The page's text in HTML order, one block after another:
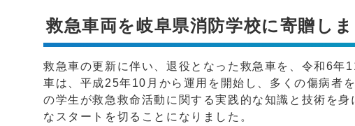
救急車両を岐阜県消防学校に寄贈し
救急車の更新に伴い、退役となった救急車を、令和6年
車は、平成25年10月から運用を開始し、多くの傷病者
の学生が救急救命活動に関する実践的な知識と技術を
なスタートを切ることになりました。